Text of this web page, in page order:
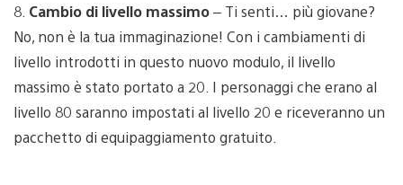
8. Cambio di livello massimo– Ti senti… più giovane?
No, non è la tua immaginazione! Con i cambiamenti di
livello introdotti in questo nuovo modulo, il livello
massimo è stato portato a 20. I personaggi che erano al
livello 80 saranno impostati al livello 20 e riceveranno un
pacchetto di equipaggiamento gratuito.